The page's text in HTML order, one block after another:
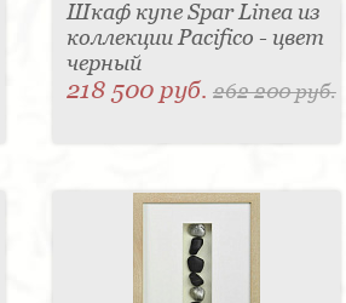
Шкаф купе Spar Linea из
коллекции Pacifico - цвет
черный
218 500 руб. 262 200 руб.